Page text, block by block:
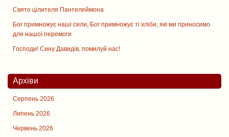
Свято цiлителя Пантелеймона
Бог примножує наші сили, Бог примножує ті хліби, які ми приносимо
для нашої перемоги
Господи! Сину Давидів, помилуй нас!
Архіви
Серпень 2026
Липень 2026
Червень 2026